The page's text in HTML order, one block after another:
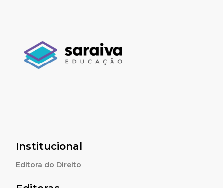
Institucional
Editora do Direito